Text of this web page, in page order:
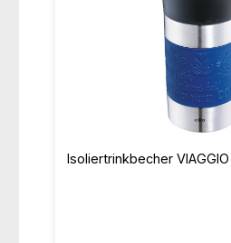
Isoliertrinkbecher